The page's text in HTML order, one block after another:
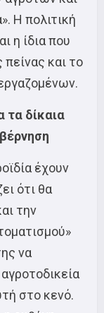
Η πολιτική
η ίδια που
πείνας και το
τα δίκαια
έχουν
ότι θα
την
να
στο κενό.